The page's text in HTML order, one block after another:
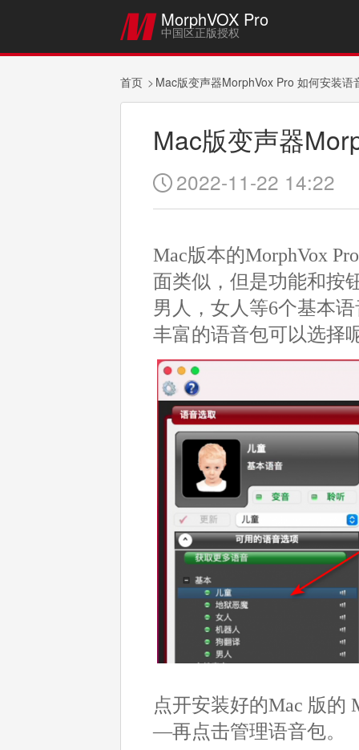
 MorphVOX Pro
中国区正版授权
首页 Mac版变声器MorphVox Pro 如何安装语
Mac版变声器
 2022-11-22 14:22
Mac版本的MorphVox
面类似，但是功能和按
男人，女人等6个基本
丰富的语音包可以选择
点开安装好的Mac 版的
—再点击管理语音包。